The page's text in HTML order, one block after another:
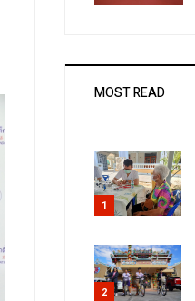
MOST READ
1
2